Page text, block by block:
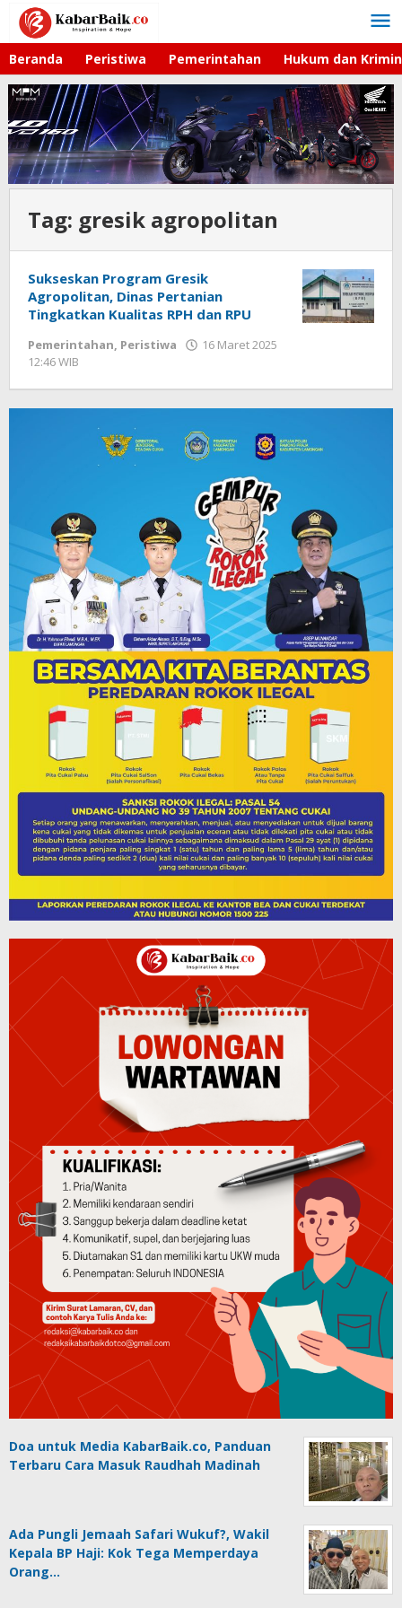
Lewati
konten
Beranda Peristiwa Pemerintahan Hukum dan
Tag: gresik agropolitan
Sukseskan Program Gresik
Agropolitan, Dinas Pertanian
Tingkatkan Kualitas RPH dan RPU
Pemerintahan, Peristiwa
16 Maret 2025
12:46 WIB
Doa untuk Media KabarBaik.co, Panduan
Terbaru Cara Masuk Raudhah Madinah
Ada Pungli Jemaah Safari Wukuf?, Wakil
Kepala BP Haji: Kok Tega Memperdaya
Orang…